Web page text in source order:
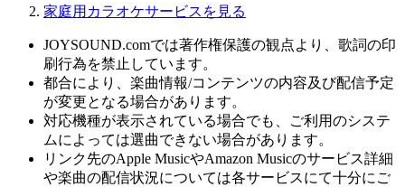
家庭用カラオケサービスを見る
JOYSOUND.comでは著作権保護の観点より、歌詞の印
刷行為を禁止しています。
都合により、楽曲情報/コンテンツの内容及び配信予定
が変更となる場合があります。
対応機種が表示されている場合でも、ご利用のシステ
ムによっては選曲できない場合があります。
リンク先のApple MusicやAmazon Musicのサービス詳細
や楽曲の配信状況については各サービスにて十分にご